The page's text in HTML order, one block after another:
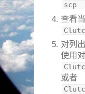
scp
查看
对列
使用
或者